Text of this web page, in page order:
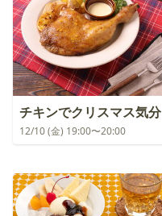
チキンでクリスマス気分
12/10 (金) 19:00〜20:00